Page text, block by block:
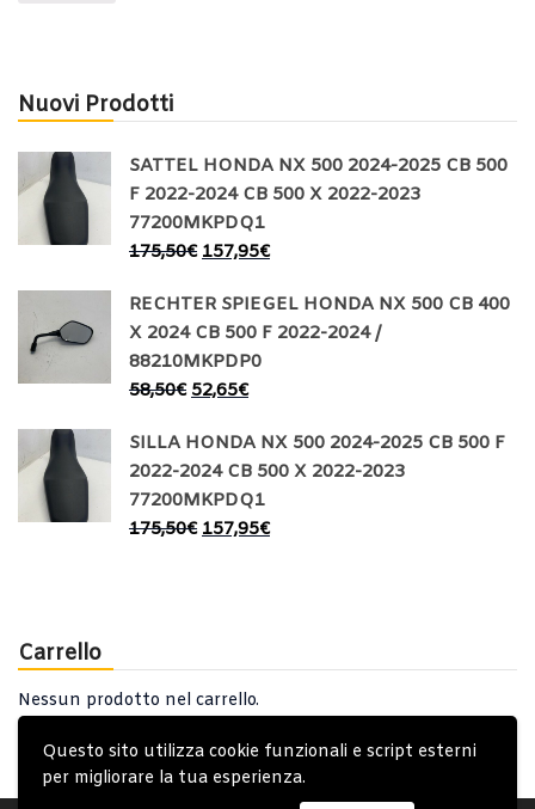
Questo sito utilizza cookie funzionali e script esterni
per migliorare la tua esperienza.
Nuovi Prodotti
SATTEL HONDA NX 500 2024-2025 CB 500
F 2022-2024 CB 500 X 2022-2023
77200MKPDQ1
175,50€ 157,95€
RECHTER SPIEGEL HONDA NX 500 CB 400
X 2024 CB 500 F 2022-2024 /
88210MKPDP0
58,50€ 52,65€
SILLA HONDA NX 500 2024-2025 CB 500 F
2022-2024 CB 500 X 2022-2023
77200MKPDQ1
175,50€ 157,95€
Carrello
Nessun prodotto nel carrello.